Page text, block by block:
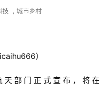
技 , 城市乡村
）
部门正式宣布，将在